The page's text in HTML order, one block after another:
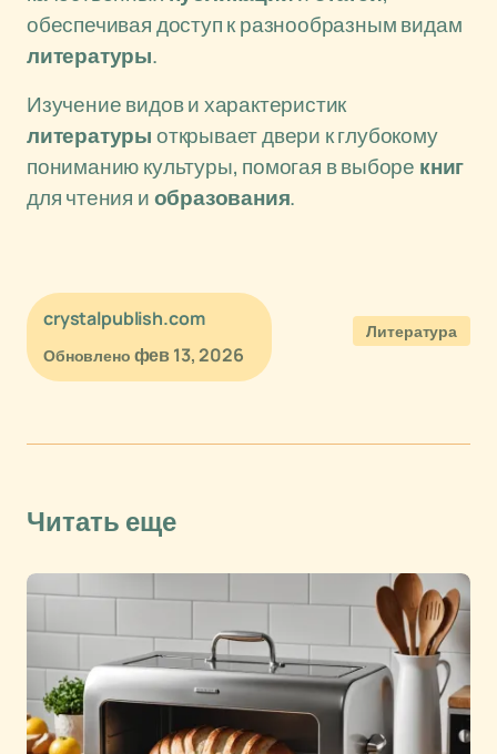
обеспечивая доступ к разнообразным видам
литературы.
Изучение видов и характеристик
литературыоткрывает двери к глубокому
пониманию культуры, помогая в выборе книг
для чтения иобразования.
crystalpublish.com
Обновлено фев 13, 2026
Литература
Читать еще